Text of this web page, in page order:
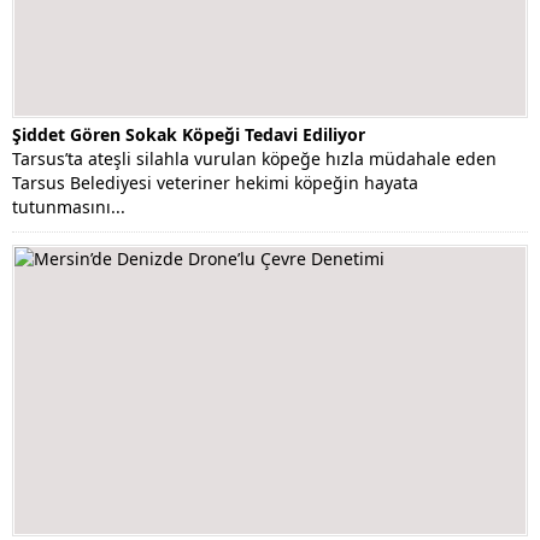
Şiddet Gören Sokak Köpeği Tedavi Ediliyor
Tarsus’ta ateşli silahla vurulan köpeğe hızla müdahale eden
Tarsus Belediyesi veteriner hekimi köpeğin hayata
tutunmasını...